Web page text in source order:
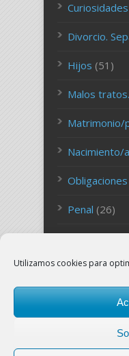
Utilizamos cookies para
Curiosidades
Divorcio.
Hijos (51)
Malos
Matrimonio/
Nacimiento/
Penal (26)
Sucesiones